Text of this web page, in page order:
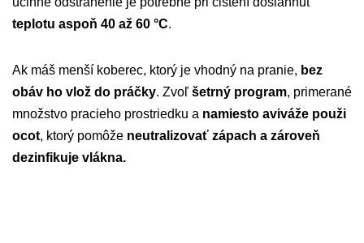
teplotu aspoň 40 až 60 °C.
Ak máš menší koberec, ktorý je vhodný na pranie, bez
obáv ho vlož do práčky. Zvoľ šetrný program, primerané
množstvo pracieho prostriedku a namiesto aviváže použi
ocot, ktorý pomôže neutralizovať zápach a zároveň
dezinfikuje vlákna.